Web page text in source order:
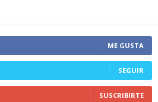
ME GUSTA
SEGUIR
SUSCRIBIRTE